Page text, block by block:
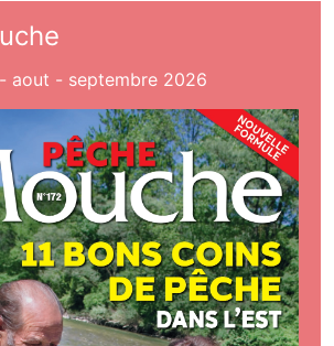
aout - septembre 2026